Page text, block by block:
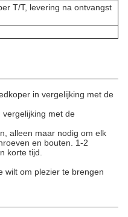
T/T, levering na ontvangst
in vergelijking met de
vergelijking met de
alleen maar nodig om elk
en bouten. 1-2
korte tijd.
wilt om plezier te brengen